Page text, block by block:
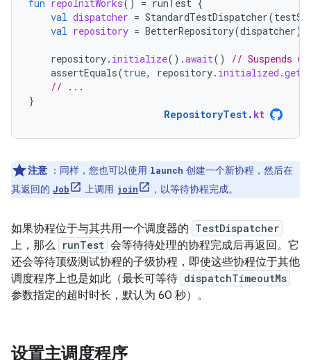
fun repoInitWorks() = runTest {
val dispatcher = StandardTestDispatcher(
val repository = BetterRepository(dispatcher)
repository. initialize().await()
// Suspends
assertEquals(true, repository. initialized .get
// ...
}
RepositoryTest. kt
注意 ：同样，您也可以使用 launch 创建一个新协程，然后在
其返回的 Job 上调用 join ，以等待协程完成。
如果协程位于与其共用一个调度器的 TestDispatcher
上，那么 runTest 会等待待处理的协程完成后再返回。它
还会等待顶级测试协程的子级协程，即使这些协程位于其他
调度程序上也是如此（最长可等待 dispatchTimeoutMs
参数指定的超时时长，默认为 60 秒）。
设置主调度程序